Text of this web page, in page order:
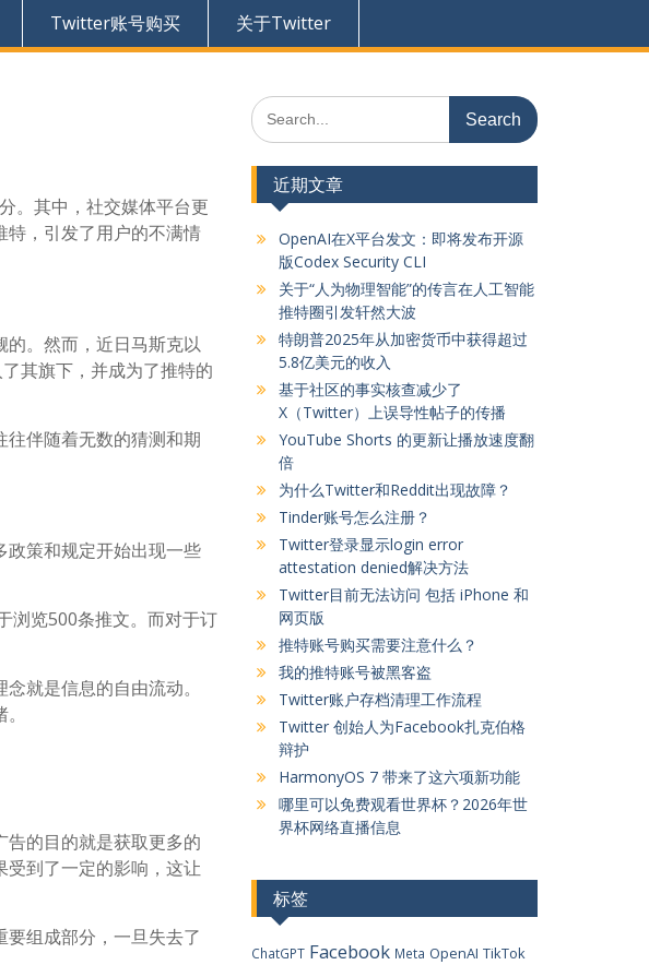
Twitter账号购买 关于Twitter
。其中，社交媒体平台更
，引发了用户的不满情
。然而，近日马斯克以
其旗下，并成为了推特的
伴随着无数的猜测和期
政策和规定开始出现一些
浏览500条推文。而对于订
就是信息的自由流动。
的目的就是获取更多的
到了一定的影响，这让
组成部分，一旦失去了
Search
for:
近期文章
OpenAI在X平台发文：即将发布开源
版Codex Security CLI
关于“人为物理智能”的传言在人工智能
推特圈引发轩然大波
特朗普2025年从加密货币中获得超过
5.8亿美元的收入
基于社区的事实核查减少了
X（Twitter）上误导性帖子的传播
YouTube Shorts 的更新让播放速度翻
倍
为什么Twitter和Reddit出现故障？
Tinder账号怎么注册？
Twitter登录显示login error
attestation denied解决方法
Twitter目前无法访问 包括 iPhone 和
网页版
推特账号购买需要注意什么？
我的推特账号被黑客盗
Twitter账户存档清理工作流程
Twitter 创始人为Facebook扎克伯格
辩护
HarmonyOS 7 带来了这六项新功能
哪里可以免费观看世界杯？2026年世
界杯网络直播信息
标签
ChatGPT Facebook Meta OpenAI TikTok